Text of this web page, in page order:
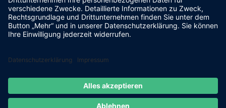
Webmail Datenschutzerklärung Impressum